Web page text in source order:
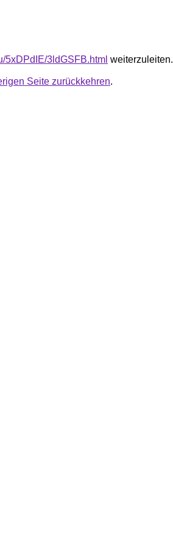
5xDPdIE/3ldGSFB.html weiterzuleiten.
Seite zurückkehren.